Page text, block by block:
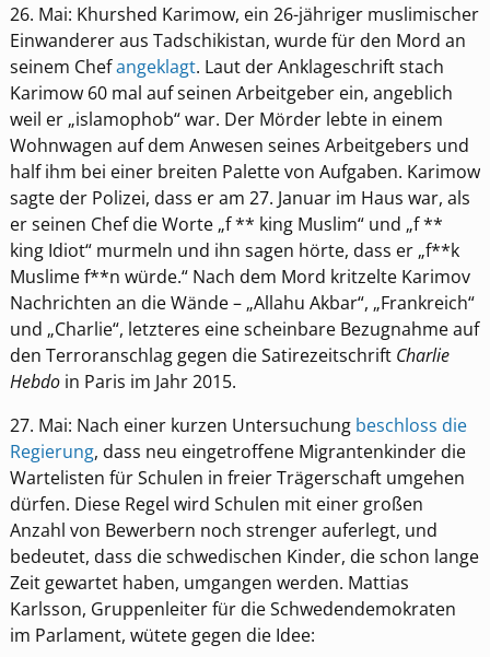
26. Mai: Khurshed Karimow, ein 26-jähriger muslimischer
Einwanderer aus Tadschikistan, wurde für den Mord an
seinem Chefangeklagt. Laut der Anklageschrift stach
Karimow 60 mal auf seinen Arbeitgeber ein, angeblich
weil er „islamophob“ war. Der Mörder lebte in einem
Wohnwagen auf dem Anwesen seines Arbeitgebers und
half ihm bei einer breiten Palette von Aufgaben. Karimow
sagte der Polizei, dass er am 27. Januar im Haus war, als
er seinen Chef die Worte „f ** king Muslim“ und „f **
king Idiot“ murmeln und ihn sagen hörte, dass er „f**k
Muslime f**n würde.“ Nach dem Mord kritzelte Karimov
Nachrichten an die Wände – „Allahu Akbar“, „Frankreich“
und „Charlie“, letzteres eine scheinbare Bezugnahme auf
den Terroranschlag gegen die Satirezeitschrift Charlie
Hebdoin Paris im Jahr 2015.
27. Mai: Nach einer kurzen Untersuchung beschloss die
Regierung, dass neu eingetroffene Migrantenkinder die
Wartelisten für Schulen in freier Trägerschaft umgehen
dürfen. Diese Regel wird Schulen mit einer großen
Anzahl von Bewerbern noch strenger auferlegt, und
bedeutet, dass die schwedischen Kinder, die schon lange
Zeit gewartet haben, umgangen werden. Mattias
Karlsson, Gruppenleiter für die Schwedendemokraten
im Parlament, wütete gegen die Idee: